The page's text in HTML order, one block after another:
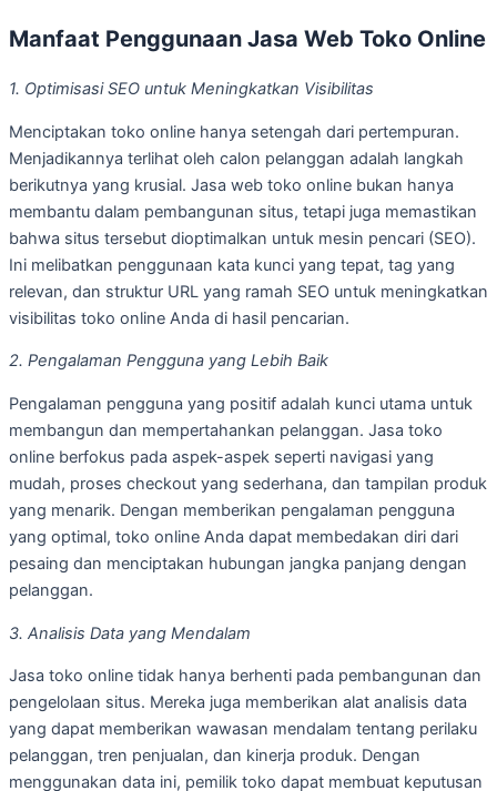
Manfaat Penggunaan Jasa Web Toko Online
1. Optimisasi SEO untuk Meningkatkan Visibilitas
Menciptakan toko online hanya setengah dari pertempuran.
Menjadikannya terlihat oleh calon pelanggan adalah langkah
berikutnya yang krusial. Jasa web toko online bukan hanya
membantu dalam pembangunan situs, tetapi juga memastikan
bahwa situs tersebut dioptimalkan untuk mesin pencari (SEO).
Ini melibatkan penggunaan kata kunci yang tepat, tag yang
relevan, dan struktur URL yang ramah SEO untuk meningkatkan
visibilitas toko online Anda di hasil pencarian.
2. Pengalaman Pengguna yang Lebih Baik
Pengalaman pengguna yang positif adalah kunci utama untuk
membangun dan mempertahankan pelanggan. Jasa toko
online berfokus pada aspek-aspek seperti navigasi yang
mudah, proses checkout yang sederhana, dan tampilan produk
yang menarik. Dengan memberikan pengalaman pengguna
yang optimal, toko online Anda dapat membedakan diri dari
pesaing dan menciptakan hubungan jangka panjang dengan
pelanggan.
3. Analisis Data yang Mendalam
Jasa toko online tidak hanya berhenti pada pembangunan dan
pengelolaan situs. Mereka juga memberikan alat analisis data
yang dapat memberikan wawasan mendalam tentang perilaku
pelanggan, tren penjualan, dan kinerja produk. Dengan
menggunakan data ini, pemilik toko dapat membuat keputusan